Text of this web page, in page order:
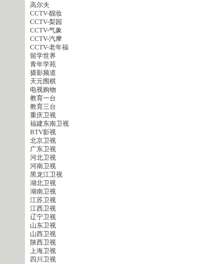
高尔夫
CCTV-靓妆
CCTV-梨园
CCTV-气象
CCTV-汽摩
CCTV-老年福
留学世界
青年学苑
摄影频道
天元围棋
电视购物
教育一台
教育三台
重庆卫视
福建东南卫视
BTV影视
北京卫视
广东卫视
河北卫视
河南卫视
黑龙江卫视
湖北卫视
湖南卫视
江苏卫视
江西卫视
辽宁卫视
山东卫视
山西卫视
陕西卫视
上海卫视
四川卫视